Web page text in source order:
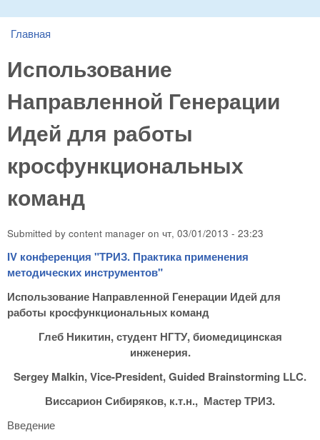
You are here
Главная
Использование
Направленной Генерации
Идей для работы
кросфункциональных
команд
Submitted by content manager on чт, 03/01/2013 - 23:23
IV конференция "ТРИЗ. Практика применения
методических инструментов"
Использование Направленной Генерации Идей для
работы кросфункциональных команд
Глеб Никитин, студент НГТУ, биомедицинская
инженерия.
Sergey Malkin, Vice-President, Guided Brainstorming LLC.
Виссарион Сибиряков, к.т.н., Мастер ТРИЗ.
Введение